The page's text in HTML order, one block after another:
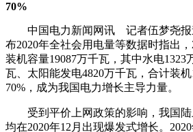
70%
中国电力新闻网讯 记者伍梦尧报
布2020年全社会用电量等数据时指出
装机容量19087万千瓦，其中水电1323
瓦、太阳能发电4820万千瓦，合计装
70%，成为我国电力增长主导力量。
受到平价上网政策的影响，我国陆
均在2020年12月出现爆发式增长。